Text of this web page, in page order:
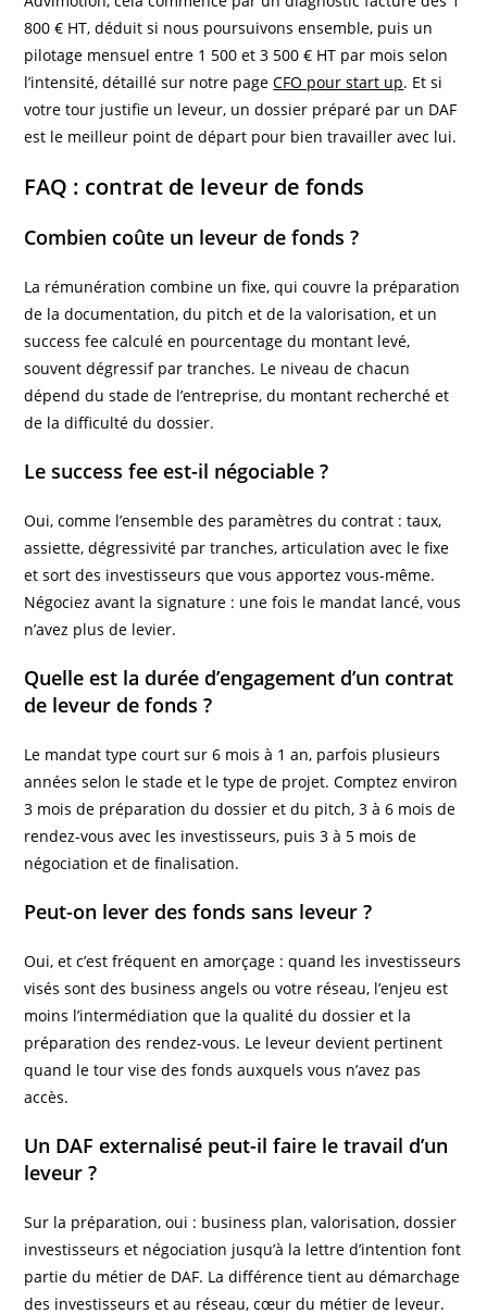
800 € HT, déduit si nous poursuivons ensemble, puis un
pilotage mensuel entre 1 500 et 3 500 € HT par mois selon
l’intensité, détaillé sur notre pageCFO pour start up. Et si
votre tour justifie un leveur, un dossier préparé par un DAF
est le meilleur point de départ pour bien travailler avec lui.
FAQ : contrat de leveur de fonds
Combien coûte un leveur de fonds ?
La rémunération combine un fixe, qui couvre la préparation
de la documentation, du pitch et de la valorisation, et un
success fee calculé en pourcentage du montant levé,
souvent dégressif par tranches. Le niveau de chacun
dépend du stade de l’entreprise, du montant recherché et
de la difficulté du dossier.
Le success fee est-il négociable ?
Oui, comme l’ensemble des paramètres du contrat : taux,
assiette, dégressivité par tranches, articulation avec le fixe
et sort des investisseurs que vous apportez vous-même.
Négociez avant la signature : une fois le mandat lancé, vous
n’avez plus de levier.
Quelle est la durée d’engagement d’un contrat
de leveur de fonds ?
Le mandat type court sur 6 mois à 1 an, parfois plusieurs
années selon le stade et le type de projet. Comptez environ
3 mois de préparation du dossier et du pitch, 3 à 6 mois de
rendez-vous avec les investisseurs, puis 3 à 5 mois de
négociation et de finalisation.
Peut-on lever des fonds sans leveur ?
Oui, et c’est fréquent en amorçage : quand les investisseurs
visés sont des business angels ou votre réseau, l’enjeu est
moins l’intermédiation que la qualité du dossier et la
préparation des rendez-vous. Le leveur devient pertinent
quand le tour vise des fonds auxquels vous n’avez pas
accès.
Un DAF externalisé peut-il faire le travail d’un
leveur ?
Sur la préparation, oui : business plan, valorisation, dossier
investisseurs et négociation jusqu’à la lettre d’intention font
partie du métier de DAF. La différence tient au démarchage
des investisseurs et au réseau, cœur du métier de leveur.